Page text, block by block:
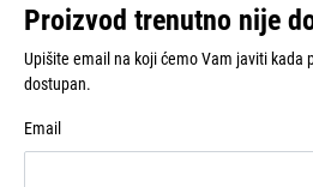
Proizvod trenutno nije
Upišite email na koji ćemo Vam javiti kada
dostupan.
Email